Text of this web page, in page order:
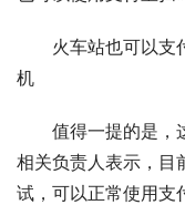
火车站也可以支
机
值得一提的是，
相关负责人表示，目
试，可以正常使用支